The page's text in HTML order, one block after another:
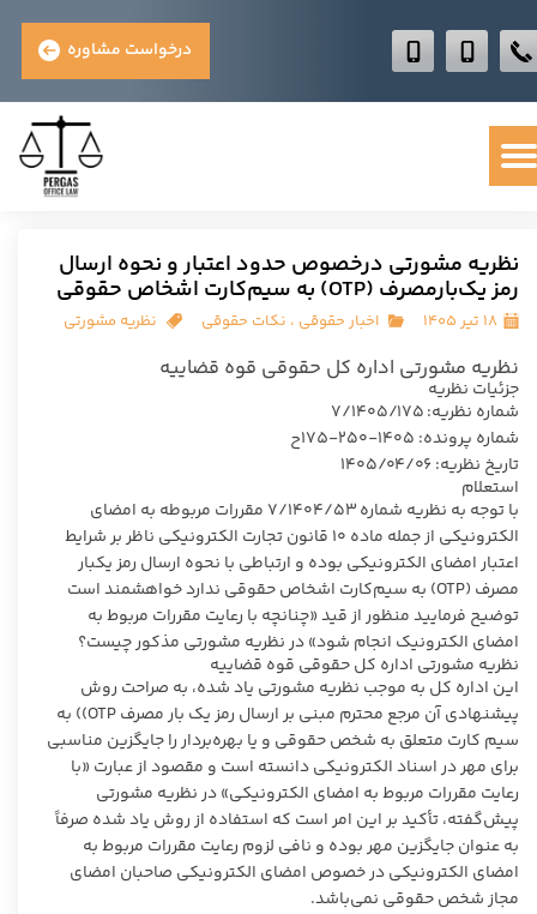
درخواست مشاوره
نظریه مشورتی درخصوص حدود اعتبار و نحوه ارسال
رمز یک‌بارمصرف (OTP) به سیم‌کارت اشخاص حقوقی
۱۸ تیر ۱۴۰۵ اخبار حقوقی ، نکات حقوقی نظریه مشورتی
نظریه مشورتی اداره کل حقوقی قوه قضاییه
جزئیات نظریه
شماره نظریه: ۷/۱۴۰۵/۱۷۵
شماره پرونده: ۱۴۰۵-۲۵۰-175ح
تاریخ نظریه: ۱۴۰۵/۰۴/۰۶
استعلام
با توجه به نظریه شماره ۷/۱۴۰۴/۵۳ مقررات مربوطه به امضای
الکترونیکی از جمله ماده ۱۰ قانون تجارت الکترونیکی ناظر بر شرایط
اعتبار امضای الکترونیکی بوده و ارتباطی با نحوه ارسال رمز یکبار
مصرف (OTP) به سیم‌کارت اشخاص حقوقی ندارد خواهشمند است
توضیح فرمایید منظور از قید «چنانچه با رعایت مقررات مربوط به
امضای الکترونیک انجام شود» در نظریه مشورتی مذکور چیست؟
نظریه مشورتی اداره کل حقوقی قوه قضاییه
این اداره کل به موجب نظریه مشورتی یاد شده، به صراحت روش
پیشنهادی آن مرجع محترم مبنی بر ارسال رمز یک بار مصرف OTP)) به
سیم کارت متعلق به شخص حقوقی و یا بهره‌بردار را جایگزین مناسبی
برای مهر در اسناد الکترونیکی دانسته است و مقصود از عبارت «با
رعایت مقررات مربوط به امضای الکترونیکی» در نظریه مشورتی
پیش‌گفته، تأکید بر این امر است که استفاده از روش یاد شده صرفاً
به عنوان جایگزین مهر بوده و نافی لزوم رعایت مقررات مربوط به
امضای الکترونیکی در خصوص امضای الکترونیکی صاحبان امضای
مجاز شخص حقوقی نمی‌باشد.